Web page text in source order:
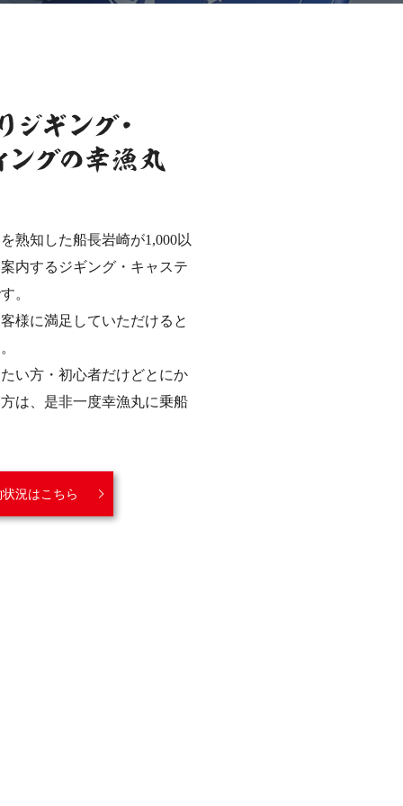
熟知した船長岩崎が1,000以
内するジギング・キャステ
。
様に満足していただけると
い方・初心者だけどとにか
は、是非一度幸漁丸に乗船
況はこちら